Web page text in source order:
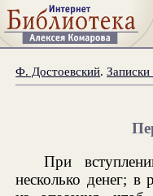
Ф. Достоевский.
При
несколько денег;